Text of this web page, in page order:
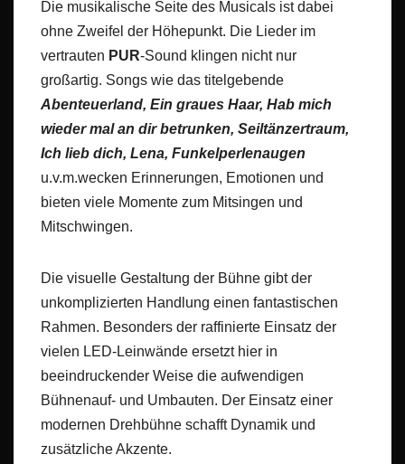
Die musikalische Seite des Musicals ist dabei
ohne Zweifel der Höhepunkt. Die Lieder im
vertrauten PUR-Sound klingen nicht nur
großartig. Songs wie das titelgebende
Abenteuerland, Ein graues Haar, Hab mich
wieder mal an dir betrunken, Seiltänzertraum,
Ich lieb dich, Lena, Funkelperlenaugen
u.v.m.wecken Erinnerungen, Emotionen und
bieten viele Momente zum Mitsingen und
Mitschwingen.
Die visuelle Gestaltung der Bühne gibt der
unkomplizierten Handlung einen fantastischen
Rahmen. Besonders der raffinierte Einsatz der
vielen LED-Leinwände ersetzt hier in
beeindruckender Weise die aufwendigen
Bühnenauf- und Umbauten. Der Einsatz einer
modernen Drehbühne schafft Dynamik und
zusätzliche Akzente.